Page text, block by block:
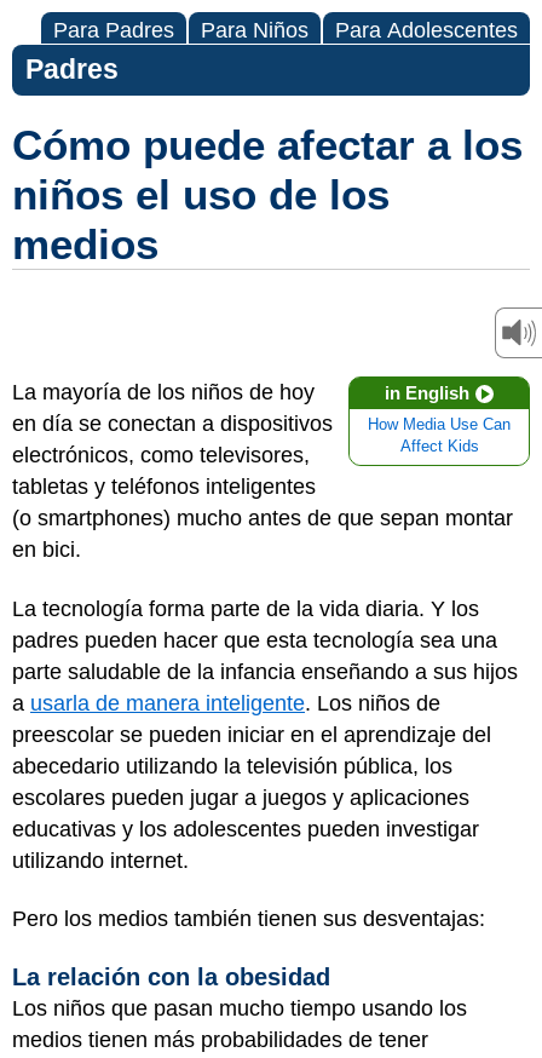
Para Padres Para Niños Para Adolescentes
Padres
Cómo puede afectar a los
niños el uso de los
medios
in English
How Media Use Can
Affect Kids
La mayoría de los niños de hoy
en día se conectan a dispositivos
electrónicos, como televisores,
tabletas y teléfonos inteligentes
(o smartphones) mucho antes de que sepan montar
en bici.
La tecnología forma parte de la vida diaria. Y los
padres pueden hacer que esta tecnología sea una
parte saludable de la infancia enseñando a sus hijos
a usarla de manera inteligente. Los niños de
preescolar se pueden iniciar en el aprendizaje del
abecedario utilizando la televisión pública, los
escolares pueden jugar a juegos y aplicaciones
educativas y los adolescentes pueden investigar
utilizando internet.
Pero los medios también tienen sus desventajas:
La relación con la obesidad
Los niños que pasan mucho tiempo usando los
medios tienen más probabilidades de tener